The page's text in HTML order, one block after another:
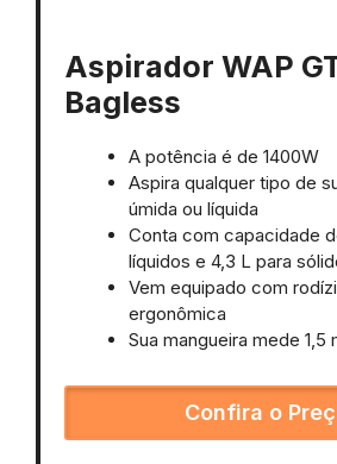
Aspirador WAP
Bagless
A potência é de 1400W
Aspira qualquer tipo de
úmida ou líquida
Conta com capacidade
líquidos e 4,3 L para
Vem equipado com
ergonômica
Sua mangueira mede 1,5
Confira o